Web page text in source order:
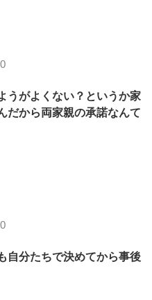
うがよくない？というか家
だから両家親の承諾なんて
自分たちで決めてから事後